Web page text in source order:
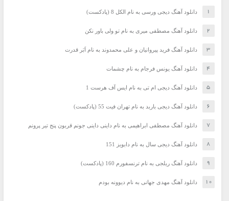
دانلود آهنگ دیجی ورسی به نام الکل 8 (پادکست)
دانلود آهنگ مصطفی میری به نام تو ولی باور نکن
دانلود آهنگ فرید پیروانیان و علی محمدوند به نام اَبَر قدرت
دانلود آهنگ یونس فرجام به نام چشمات
دانلود آهنگ دیجی ام تی به نام ایس آف هرست 1
دانلود آهنگ دیجی باربد به نام تهران فیت 55 (پادکست)
دانلود آهنگ مصطفی ابراهیمی به نام داینی داینی جونم قربون پنج تیر پرونم
دانلود آهنگ دیجی سال به نام دابویز 151
دانلود آهنگ ریلجی به نام ترنسفورم 160 (پادکست)
دانلود آهنگ مهدی جهانی به نام دیوونه بودم